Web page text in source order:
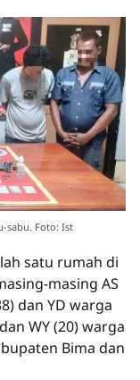
sabu. Foto: Ist
satu rumah di
masing AS
dan YD warga
WY (20) warga
Bima dan